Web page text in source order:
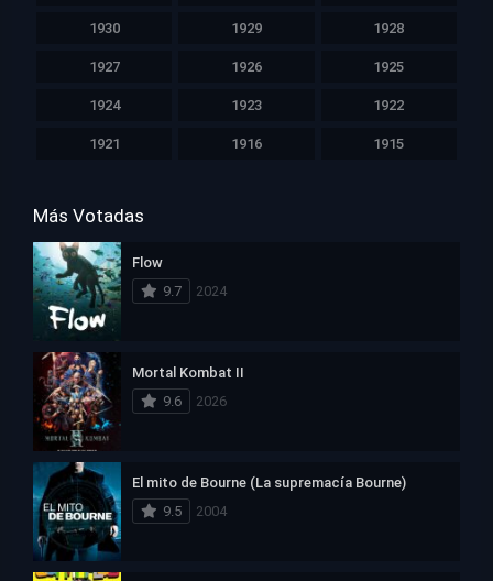
1930 1929 1928
1927 1926 1925
1924 1923 1922
1921 1916 1915
Más Votadas
Flow
9.7
2024
Mortal Kombat II
9.6
2026
El mito de Bourne (La supremacía Bourne)
9.5
2004